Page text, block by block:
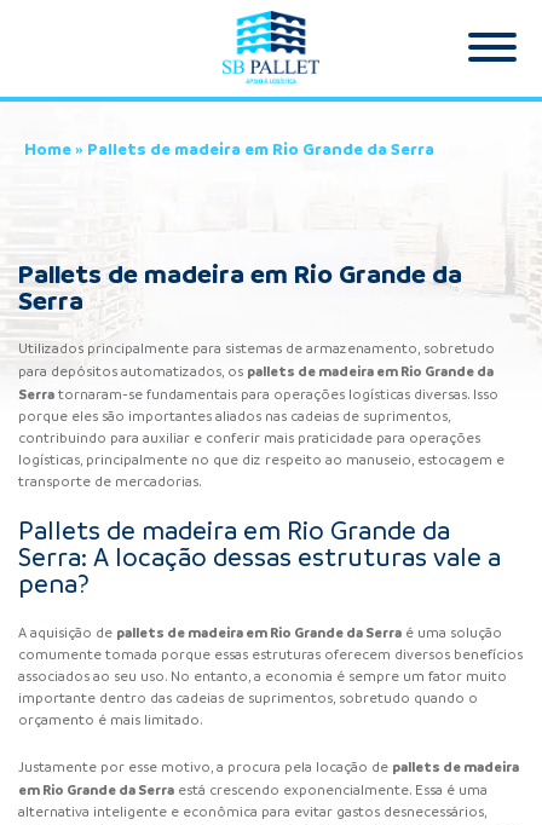
Home» Pallets de madeira em Rio Grande da Serra
Pallets de madeira em Rio Grande da
Serra
Utilizados principalmente para sistemas de armazenamento, sobretudo
para depósitos automatizados, os pallets de madeira em Rio Grande da
Serra tornaram-se fundamentais para operações logísticas diversas. Isso
porque eles são importantes aliados nas cadeias de suprimentos,
contribuindo para auxiliar e conferir mais praticidade para operações
logísticas, principalmente no que diz respeito ao manuseio, estocagem e
transporte de mercadorias.
Pallets de madeira em Rio Grande da
Serra: A locação dessas estruturas vale a
pena?
A aquisição de pallets de madeira em Rio Grande da Serra é uma solução
comumente tomada porque essas estruturas oferecem diversos benefícios
associados ao seu uso. No entanto, a economia é sempre um fator muito
importante dentro das cadeias de suprimentos, sobretudo quando o
orçamento é mais limitado.
Justamente por esse motivo, a procura pela locação de pallets de madeira
em Rio Grande da Serra está crescendo exponencialmente. Essa é uma
alternativa inteligente e econômica para evitar gastos desnecessários,